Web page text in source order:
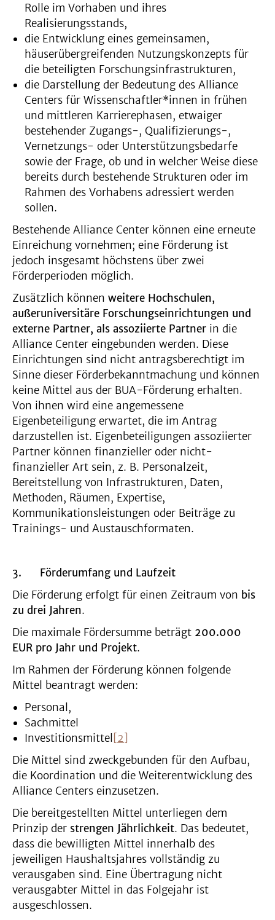
Rolle im Vorhaben und ihres
Realisierungsstands,
die Entwicklung eines gemeinsamen,
häuserübergreifenden Nutzungskonzepts für
die beteiligten Forschungsinfrastrukturen,
die Darstellung der Bedeutung des Alliance
Centers für Wissenschaftler*innen in frühen
und mittleren Karrierephasen, etwaiger
bestehender Zugangs-, Qualifizierungs-,
Vernetzungs- oder Unterstützungsbedarfe
sowie der Frage, ob und in welcher Weise diese
bereits durch bestehende Strukturen oder im
Rahmen des Vorhabens adressiert werden
sollen.
Bestehende Alliance Center können eine erneute
Einreichung vornehmen; eine Förderung ist
jedoch insgesamt höchstens über zwei
Förderperioden möglich.
Zusätzlich können weitere Hochschulen,
außeruniversitäre Forschungseinrichtungen und
externe Partner, als assoziierte Partner in die
Alliance Center eingebunden werden. Diese
Einrichtungen sind nicht antragsberechtigt im
Sinne dieser Förderbekanntmachung und können
keine Mittel aus der BUA-Förderung erhalten.
Von ihnen wird eine angemessene
Eigenbeteiligung erwartet, die im Antrag
darzustellen ist. Eigenbeteiligungen assoziierter
Partner können finanzieller oder nicht-
finanzieller Art sein, z. B. Personalzeit,
Bereitstellung von Infrastrukturen, Daten,
Methoden, Räumen, Expertise,
Kommunikationsleistungen oder Beiträge zu
Trainings- und Austauschformaten.
3. Förderumfang und Laufzeit
Die Förderung erfolgt für einen Zeitraum von bis
zu drei Jahren.
Die maximale Fördersumme beträgt 200.000
EUR pro Jahr und Projekt.
Im Rahmen der Förderung können folgende
Mittel beantragt werden:
Personal,
Sachmittel
Investitionsmittel [2]
Die Mittel sind zweckgebunden für den Aufbau,
die Koordination und die Weiterentwicklung des
Alliance Centers einzusetzen.
Die bereitgestellten Mittel unterliegen dem
Prinzip der strengen Jährlichkeit. Das bedeutet,
dass die bewilligten Mittel innerhalb des
jeweiligen Haushaltsjahres vollständig zu
verausgaben sind. Eine Übertragung nicht
verausgabter Mittel in das Folgejahr ist
ausgeschlossen.